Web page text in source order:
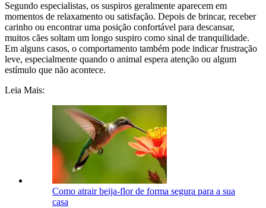
Segundo especialistas, os suspiros geralmente aparecem em
momentos de relaxamento ou satisfação. Depois de brincar, receber
carinho ou encontrar uma posição confortável para descansar,
muitos cães soltam um longo suspiro como sinal de tranquilidade.
Em alguns casos, o comportamento também pode indicar frustração
leve, especialmente quando o animal espera atenção ou algum
estímulo que não acontece.
Leia Mais:
Como atrair beija-flor de forma segura para a sua
casa